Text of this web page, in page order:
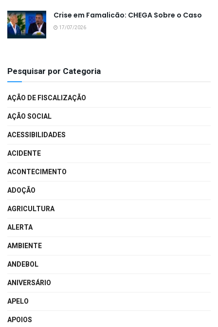
Crise em Famalicão: CHEGA Sobre o Caso
17/07/2026
Pesquisar por Categoria
AÇÃO DE FISCALIZAÇÃO
AÇÃO SOCIAL
ACESSIBILIDADES
ACIDENTE
ACONTECIMENTO
ADOÇÃO
AGRICULTURA
ALERTA
AMBIENTE
ANDEBOL
ANIVERSÁRIO
APELO
APOIOS